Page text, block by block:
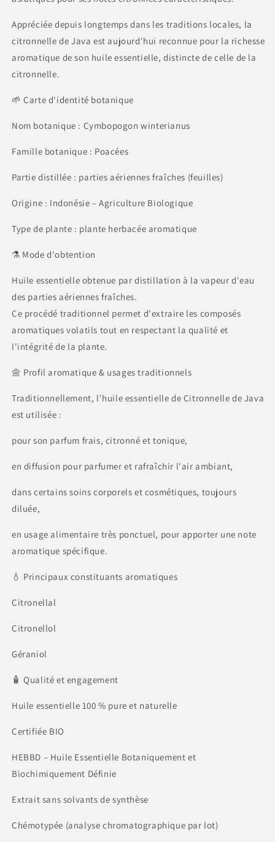
Appréciée depuis longtemps dans les traditions locales, la
citronnelle de Java est aujourd'hui reconnue pour la richesse
aromatique de son huile essentielle, distincte de celle de la
citronnelle.
🌱 Carte d'identité botanique
Nom botanique : Cymbopogon winterianus
Famille botanique : Poacées
Partie distillée : parties aériennes fraîches (feuilles)
Origine : Indonésie – Agriculture Biologique
Type de plante : plante herbacée aromatique
⚗️ Mode d'obtention
Huile essentielle obtenue par distillation à la vapeur d'eau
des parties aériennes fraîches.
Ce procédé traditionnel permet d'extraire les composés
aromatiques volatils tout en respectant la qualité et
l'intégrité de la plante.
🌼 Profil aromatique & usages traditionnels
Traditionnellement, l'huile essentielle de Citronnelle de Java
est utilisée :
pour son parfum frais, citronné et tonique,
en diffusion pour parfumer et rafraîchir l'air ambiant,
dans certains soins corporels et cosmétiques, toujours
diluée,
en usage alimentaire très ponctuel, pour apporter une note
aromatique spécifique.
💧 Principaux constituants aromatiques
Citronellal
Citronellol
Géraniol
🧴 Qualité et engagement
Huile essentielle 100 % pure et naturelle
Certifiée BIO
HEBBD – Huile Essentielle Botaniquement et
Biochimiquement Définie
Extrait sans solvants de synthèse
Chémotypée (analyse chromatographique par lot)